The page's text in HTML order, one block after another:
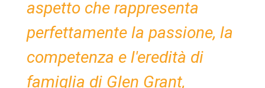
aspetto che rappresenta
perfettamente la passione, la
competenza e l'eredità di
famiglia di Glen Grant,